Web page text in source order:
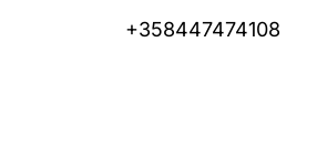
+358447474108